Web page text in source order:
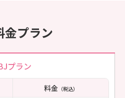
金プラン
プラン
料金（税込）